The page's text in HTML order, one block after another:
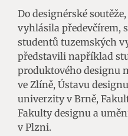
Do designérské
vyhlásila předevčírem,
studentů tuzemských
představili například
produktového designu
ve Zlíně, Ústavu
univerzity v Brně,
Fakulty designu a
v Plzni.